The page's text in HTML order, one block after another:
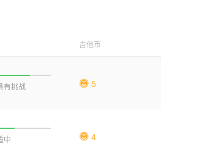
吉他币
有挑战 5
中 4